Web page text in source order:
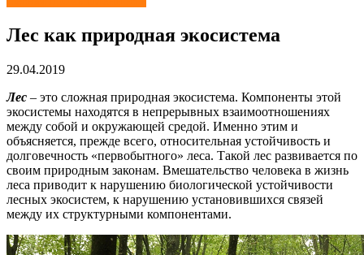
Лес как природная экосистема
29.04.2019
Лес – это сложная природная экосистема. Компоненты этой
экосистемы находятся в непрерывных взаимоотношениях
между собой и окружающей средой. Именно этим и
объясняется, прежде всего, относительная устойчивость и
долговечность «первобытного» леса. Такой лес развивается по
своим природным законам. Вмешательство человека в жизнь
леса приводит к нарушению биологической устойчивости
лесных экосистем, к нарушению установившихся связей
между их структурными компонентами.